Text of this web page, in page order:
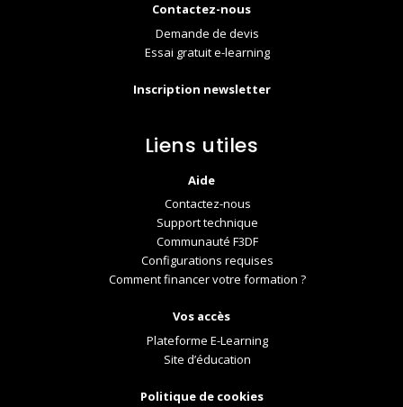
Contactez-nous
Demande de devis
Essai gratuit e-learning
Inscription newsletter
Liens utiles
Aide
Contactez-nous
Support technique
Communauté F3DF
Configurations requises
Comment financer votre formation ?
Vos accès
Plateforme E-Learning
Site d’éducation
Politique de cookies